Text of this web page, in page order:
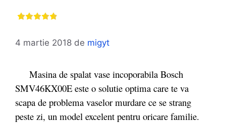
4 martie 2018 de migyt
Masina de spalat vase incoporabila Bosch
SMV46KX00E este o solutie optima care te va
scapa de problema vaselor murdare ce se strang
peste zi, un model excelent pentru oricare familie.